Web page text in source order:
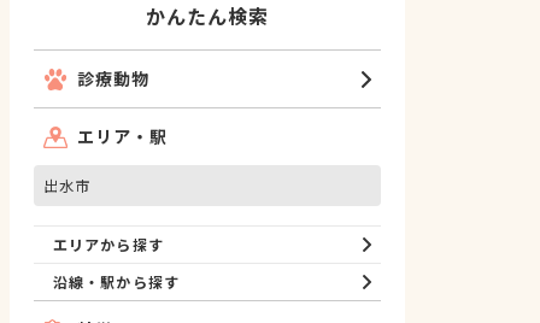
かんたん検索
診療動物
エリア・駅
出水市
エリアから探す
沿線・駅から探す